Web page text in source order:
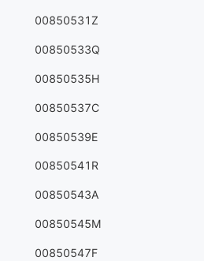
00850531Z
00850533Q
00850535H
00850537C
00850539E
00850541R
00850543A
00850545M
00850547F